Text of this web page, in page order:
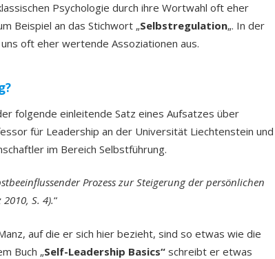
Psychologie durch ihre Wortwahl oft eher
Beispiel an das Stichwort „Selbstregulation„. In der
oft eher wertende Assoziationen aus.
folgende einleitende Satz eines Aufsatzes über
für Leadership an der Universität Liechtenstein und
im Bereich Selbstführung.
Prozess zur Steigerung der persönlichen
S. 4).“
auf die er sich hier bezieht, sind so etwas wie die
Buch „Self-Leadership Basics“ schreibt er etwas